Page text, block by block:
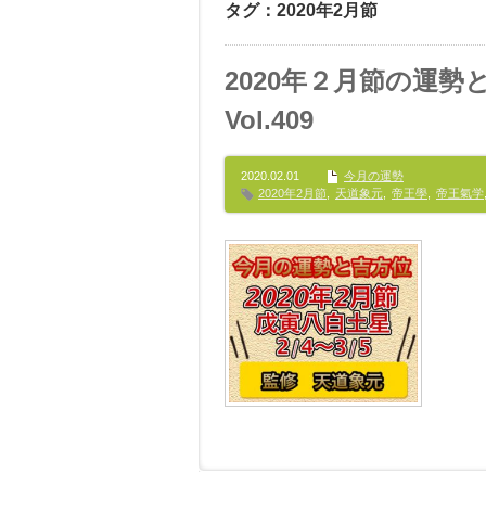
タグ：2020年2月節
2020年２月節の運勢
Vol.409
2020.02.01
今月の運勢
2020年2月節
天道象元 帝王學 帝王氣学